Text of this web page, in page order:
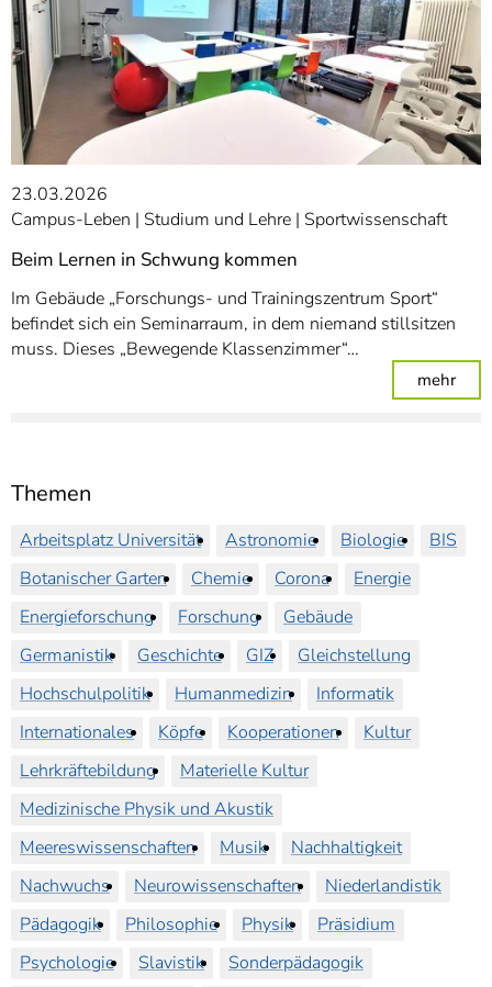
Themen
Arbeitsplatz Universität Astronomie Biologie
BIS
Botanischer Garten
Chemie Corona
Energie
Energieforschung
Forschung
Gebäude
Germanistik
Geschichte GIZ
Gleichstellung
Hochschulpolitik
Humanmedizin
Informatik
Internationales
Köpfe Kooperationen
Kultur
Lehrkräftebildung
Materielle Kultur
Medizinische Physik und Akustik
Meereswissenschaften
Musik
Nachhaltigkeit
Nachwuchs
Neurowissenschaften
Niederlandistik
Pädagogik
Philosophie Physik
Präsidium
Psychologie
Slavistik
Sonderpädagogik
23.03.2026
Campus-Leben
Studium und Lehre Sportwissenschaft
Beim Lernen in Schwung kommen
Im Gebäude „Forschungs- und Trainingszentrum Sport“
befindet sich ein Seminarraum, in dem niemand stillsitzen
muss. Dieses „Bewegende Klassenzimmer“…
mehr: